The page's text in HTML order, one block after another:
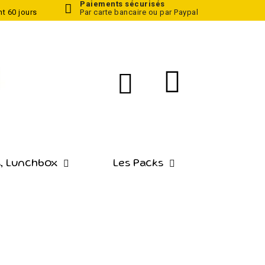
60 jours
Paiements sécurisés
Par carte bancaire ou par Paypal
Lunchbox Les Packs